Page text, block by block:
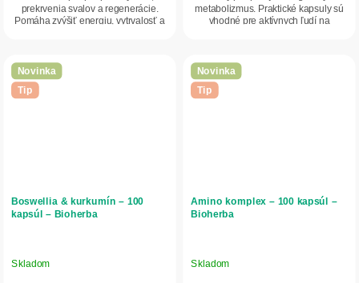
prekrvenia svalov a regenerácie.
Pomáha zvýšiť energiu, vytrvalosť a
metabolizmus. Praktické kapsuly sú
vhodné pre aktívnych ľudí na
Novinka
Tip
Boswellia & kurkumín – 100
kapsúl – Bioherba
Skladom
Novinka
Tip
Amino komplex – 100 kapsúl –
Bioherba
Skladom